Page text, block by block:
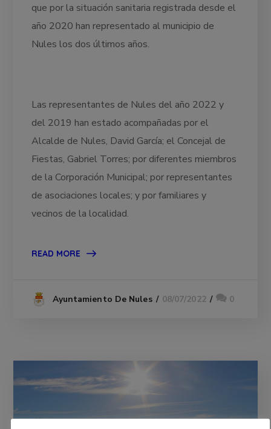
que por la situación sanitaria registrada desde el
año 2020 han representado al municipio de
Nules los dos últimos años.
Las representantes de Nules del año 2022 y
del 2019 han estado acompañadas por el
Alcalde de Nules, David García; el Concejal de
Fiestas, Gabriel Torres; por diferentes miembros
de la Corporación Municipal; por representantes
de asociaciones locales; y por familiares y
vecinos de la localidad.
READ MORE
Ayuntamiento De Nules 08/07/2022 0